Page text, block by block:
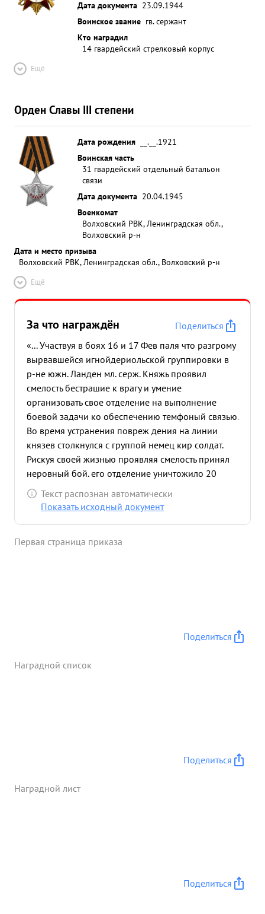
Дата документа 23.09.1944
Воинское звание гв. сержант
Кто наградил
14 гвардейский стрелковый корпус
Ещё
Орден Славы III степени
Дата рождения
__.__.1921
Воинская часть
31 гвардейский отдельный батальон
связи
Дата документа 20.04.1945
Военкомат
Волховский РВК, Ленинградская обл.,
Волховский р-н
Дата и место призыва
Волховский РВК, Ленинградская обл., Волховский р-н
Ещё
За что награждён
Поделиться
«... Участвуя в боях 16 и 17 Фев паля что разгрому
вырвавшейся игнойдериольской группировки в
р-не южн. Ланден мл. серж. Княжь проявил
смелость бестрашие к врагу и умение
организовать свое отделение на выполнение
боевой задачи ко обеспечению темфоный связью.
Во время устранения повреж дения на линии
князев столкнулся с группой немец кир солдат.
Рискуя своей жизнью проявляя смелость принял
неровный бой. его отделение уничтожило 20
немецких солдат и 5 немцев взяли плен. сам
лично Князев был 5 ней цев. 60 Будучи ранен до
ния, развертывая его то для боя, что для уста
была устой чивая связь а 17.4.45г. сам лично при
2 взял вплен, обеспечил связь черев водную
Текст распознан автоматически
Показать исходный документ
Первая страница приказа
Поделиться
Наградной список
Поделиться
Наградной лист
Поделиться